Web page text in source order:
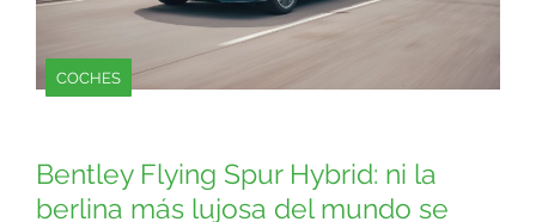
COCHES
Bentley Flying Spur Hybrid: ni la
berlina más lujosa del mundo se